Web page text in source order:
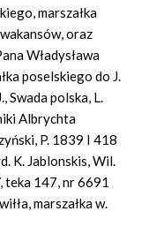
marszałka
oraz
Władysława
poselskiego do J.
Swada polska, L.
Albrychta
P. 1839 I 418
K. Jablonskis, Wil.
teka 147, nr 6691
marszałka w.